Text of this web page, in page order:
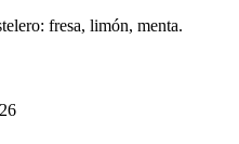
fresa, limón, menta.